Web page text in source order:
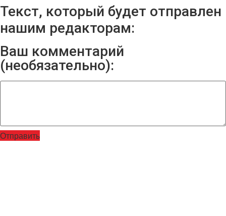
Текст, который будет отправлен
нашим редакторам:
Ваш комментарий
(необязательно):
Отправить